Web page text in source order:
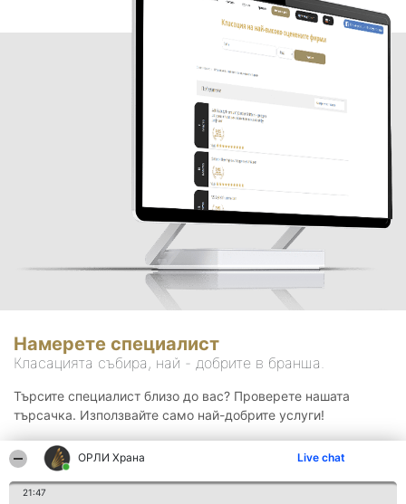
ОРЛИ Храна Live chat
21:47
Намерете специалист
Класацията събира, най - добрите в бранша.
Търсите специалист близо до вас? Проверете нашата
търсачка. Използвайте само най-добрите услуги!